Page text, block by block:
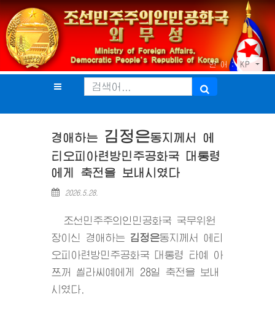
언 어 : KP
경애하는 김정은동지 께서 에
티오피아련방민주공화국 대통령
에게 축전을 보내시였다
2026.5.28.
조선민주주의인민공화국 국무위원
장이신 경애하는 김정은동지 께서 에티
오피아련방민주공화국 대통령 타예 아
쯔꺼 씰라씨예에게 28일 축전을 보내
시였다.